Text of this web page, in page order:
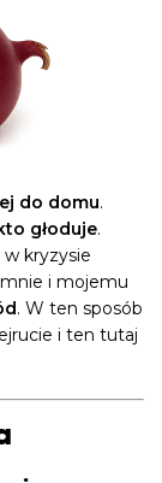
do domu.
głoduje.
kryzysie
i mojemu
. W ten sposób
i ten tutaj